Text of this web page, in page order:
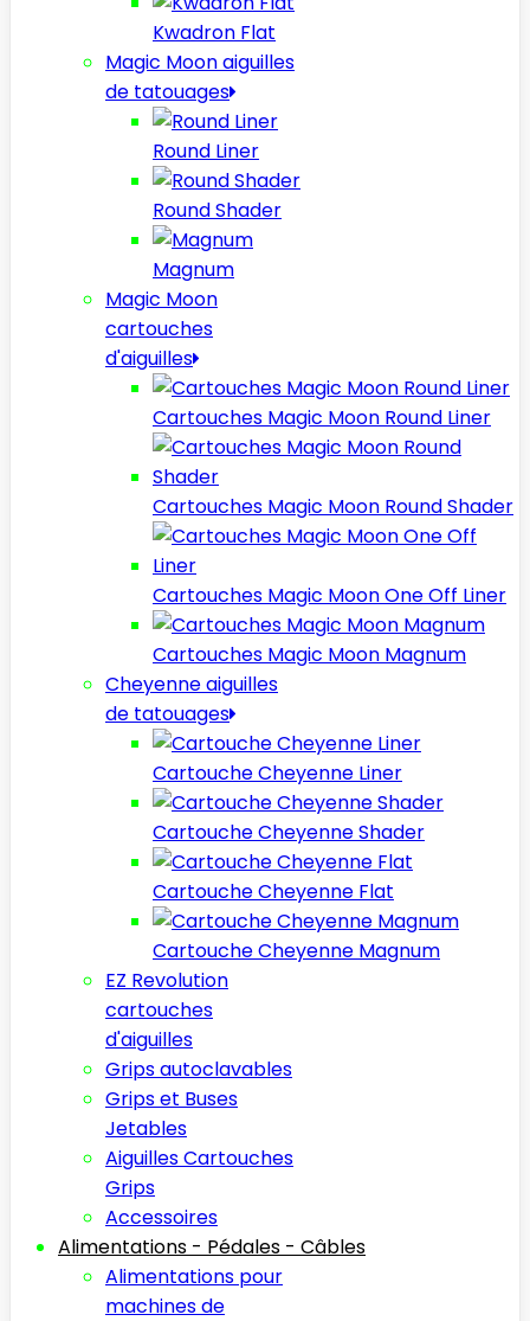
Kwadron Flat
Magic Moon aiguilles
de tatouages
Round Liner
Round Shader
Magnum
Magic Moon
cartouches
d'aiguilles
Cartouches Magic Moon Round Liner
Cartouches Magic Moon Round Shader
Cartouches Magic Moon One Off Liner
Cartouches Magic Moon Magnum
Cheyenne aiguilles
de tatouages
Cartouche Cheyenne Liner
Cartouche Cheyenne Shader
Cartouche Cheyenne Flat
Cartouche Cheyenne Magnum
EZ Revolution
cartouches
d'aiguilles
Grips autoclavables
Grips et Buses
Jetables
Aiguilles Cartouches
Grips
Accessoires
Alimentations - Pédales - Câbles
Alimentations pour
machines de